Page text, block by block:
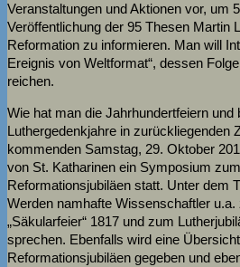
Veranstaltungen und Aktionen vor, um
Veröffentlichung der 95 Thesen Martin
Reformation zu informieren. Man will
Ereignis von Weltformat“, dessen
reichen.
Wie hat man die Jahrhundertfeiern und
Luthergedenkjahre in zurückliegenden
kommenden Samstag, 29. Oktober
von St. Katharinen ein Symposium
Reformationsjubiläen statt. Unter dem
Werden namhafte Wissenschaftler u.a.
„Säkularfeier“ 1817 und zum
sprechen. Ebenfalls wird eine
Reformationsjubiläen gegeben und